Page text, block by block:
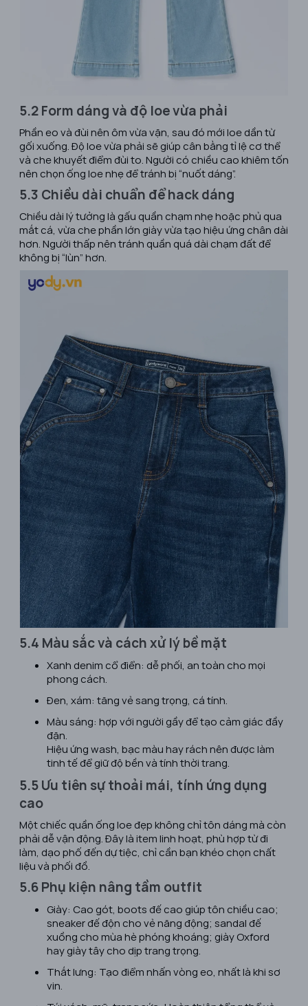
5.2 Form dáng và độ loe vừa phải
Phần eo và đùi nên ôm vừa vặn, sau đó mới loe dần từ
gối xuống. Độ loe vừa phải sẽ giúp cân bằng tỉ lệ cơ thể
và che khuyết điểm đùi to. Người có chiều cao khiêm tốn
nên chọn ống loe nhẹ để tránh bị “nuốt dáng”.
5.3 Chiều dài chuẩn để hack dáng
Chiều dài lý tưởng là gấu quần chạm nhẹ hoặc phủ qua
mắt cá, vừa che phần lớn giày vừa tạo hiệu ứng chân dài
hơn. Người thấp nên tránh quần quá dài chạm đất để
không bị “lùn” hơn.
5.4 Màu sắc và cách xử lý bề mặt
Xanh denim cổ điển: dễ phối, an toàn cho mọi
phong cách.
Đen, xám: tăng vẻ sang trọng, cá tính.
Màu sáng: hợp với người gầy để tạo cảm giác đầy
đặn.
Hiệu ứng wash, bạc màu hay rách nên được làm
tinh tế để giữ độ bền và tính thời trang.
5.5 Ưu tiên sự thoải mái, tính ứng dụng
cao
Một chiếc quần ống loe đẹp không chỉ tôn dáng mà còn
phải dễ vận động. Đây là item linh hoạt, phù hợp từ đi
làm, dạo phố đến dự tiệc, chỉ cần bạn khéo chọn chất
liệu và phối đồ.
5.6 Phụ kiện nâng tầm outfit
Giày: Cao gót, boots đế cao giúp tôn chiều cao;
sneaker đế độn cho vẻ năng động; sandal đế
xuồng cho mùa hè phóng khoáng; giày Oxford
hay giày tây cho dịp trang trọng.
Thắt lưng: Tạo điểm nhấn vòng eo, nhất là khi sơ
vin.